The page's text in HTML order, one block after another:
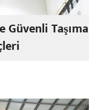
Güvenli Taşıma